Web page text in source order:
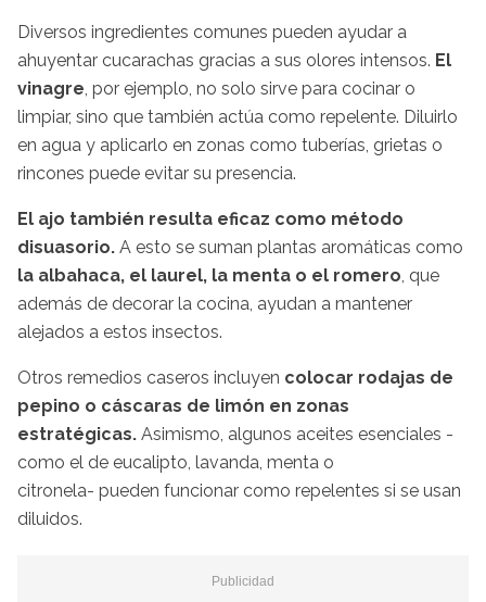
Diversos ingredientes comunes pueden ayudar a
ahuyentar cucarachas gracias a sus olores intensos. El
vinagre, por ejemplo, no solo sirve para cocinar o
limpiar, sino que también actúa como repelente. Diluirlo
en agua y aplicarlo en zonas como tuberías, grietas o
rincones puede evitar su presencia.
El ajo también resulta eficaz como método
disuasorio. A esto se suman plantas aromáticas como
la albahaca, el laurel, la menta o el romero, que
además de decorar la cocina, ayudan a mantener
alejados a estos insectos.
Otros remedios caseros incluyen colocar rodajas de
pepino o cáscaras de limón en zonas
estratégicas. Asimismo, algunos aceites esenciales -
como el de eucalipto, lavanda, menta o
citronela- pueden funcionar como repelentes si se usan
diluidos.